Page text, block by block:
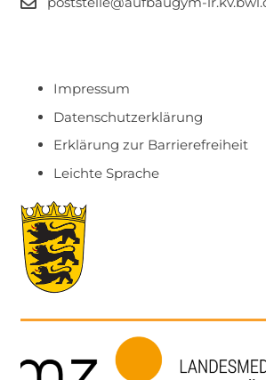
Impressum
Datenschutzerklärung
Erklärung zur Barrierefreiheit
Leichte Sprache